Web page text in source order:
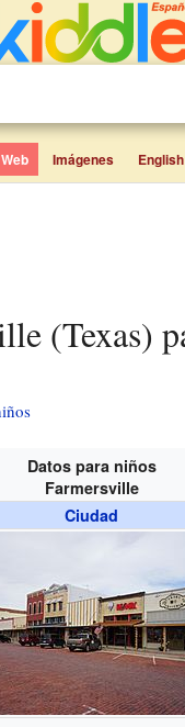
Web Imágenes English
Datos para niños
Farmersville
Ciudad